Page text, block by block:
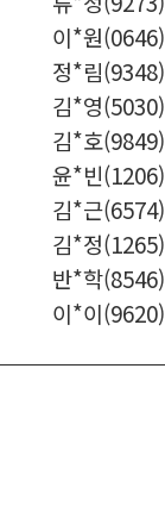
이*원(0646)
정*림(9348)
김*영(5030)
김*호(9849)
윤*빈(1206)
김*근(6574)
김*정(1265)
반*학(8546)
이*이(9620)